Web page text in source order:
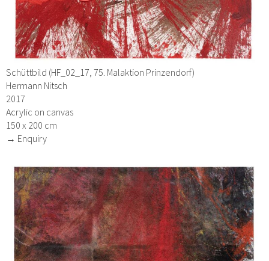
Schüttbild (HF_02_17, 75. Malaktion Prinzendorf)
Hermann Nitsch
2017
Acrylic on canvas
150 x 200 cm
→ Enquiry